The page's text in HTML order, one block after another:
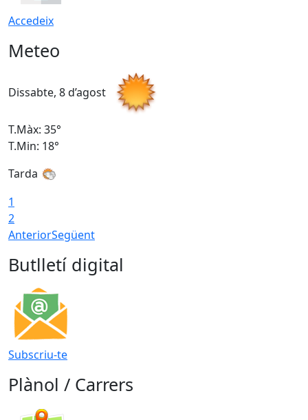
Accedeix
Meteo
Dissabte, 8 d’agost
T.Màx: 35°
T.Min: 18°
Tarda
1
2
AnteriorSegüent
Butlletí digital
Subscriu-te
Plànol / Carrers